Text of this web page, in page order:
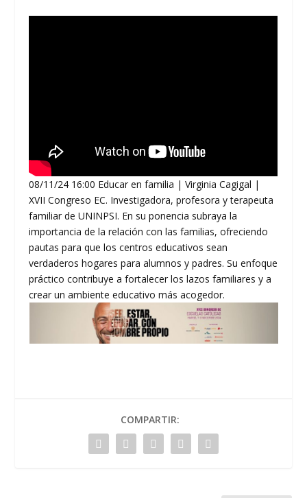
08/11/24 16:00 Educar en familia | Virginia Cagigal |
XVII Congreso EC. Investigadora, profesora y terapeuta
familiar de UNINPSI. En su ponencia subraya la
importancia de la relación con las familias, ofreciendo
pautas para que los centros educativos sean
verdaderos hogares para alumnos y padres. Su enfoque
práctico contribuye a fortalecer los lazos familiares y a
crear un ambiente educativo más acogedor.
COMPARTIR: